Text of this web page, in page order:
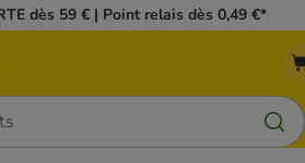
dès 59 € | Point relais dès 0,49 €*